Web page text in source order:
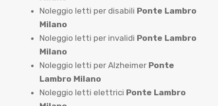
Noleggio letti per disabili Ponte Lambro
Milano
Noleggio letti per invalidi Ponte Lambro
Milano
Noleggio letti per Alzheimer Ponte
Lambro Milano
Noleggio letti elettrici Ponte Lambro